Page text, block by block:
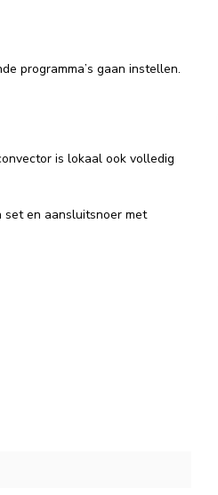
programma’s gaan instellen.
is lokaal ook volledig
en aansluitsnoer met